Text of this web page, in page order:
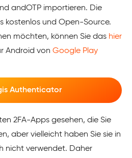
andOTP importieren. Die
kostenlos und Open-Source.
möchten, können Sie das hier
Android von Google Play
Authenticator
2FA-Apps gesehen, die Sie
aber vielleicht haben Sie sie in
nicht verwendet. Daher